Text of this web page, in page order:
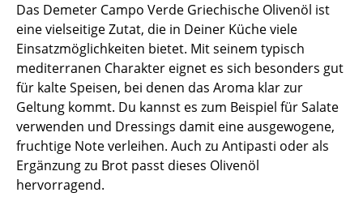
Das Demeter Campo Verde Griechische Olivenöl ist
eine vielseitige Zutat, die in Deiner Küche viele
Einsatzmöglichkeiten bietet. Mit seinem typisch
mediterranen Charakter eignet es sich besonders gut
für kalte Speisen, bei denen das Aroma klar zur
Geltung kommt. Du kannst es zum Beispiel für Salate
verwenden und Dressings damit eine ausgewogene,
fruchtige Note verleihen. Auch zu Antipasti oder als
Ergänzung zu Brot passt dieses Olivenöl
hervorragend.